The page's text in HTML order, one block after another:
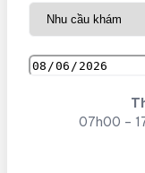
07h00 –